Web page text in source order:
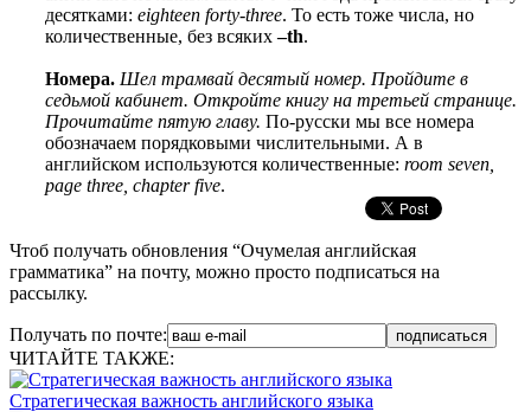
десятками: eighteen forty-three. То есть тоже числа, но
количественные, без всяких–th.
Номера. Шел трамвай десятый номер. Пройдите в
седьмой кабинет. Откройте книгу на третьей странице.
Прочитайте пятую главу. По-русски мы все номера
обозначаем порядковыми числительными. А в
английском используются количественные: room seven
page three chapterfive.
Чтоб получать обновления “Очумелая английская
грамматика” на почту, можно просто подписаться на
рассылку.
Получать по почте:
ЧИТАЙТЕ ТАКЖЕ:
Стратегическая важность английского языка